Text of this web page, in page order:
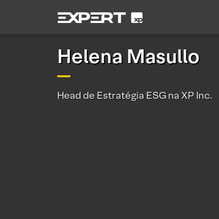
Helena Masullo
Head de Estratégia ESG na XP Inc.